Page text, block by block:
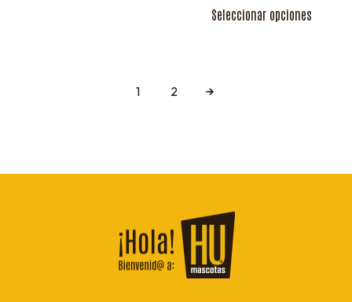
Seleccionar opciones
1 2 →